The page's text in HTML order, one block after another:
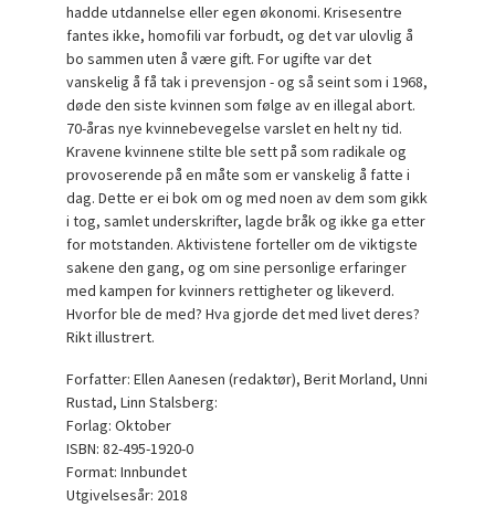
hadde utdannelse eller egen økonomi. Krisesentre
fantes ikke, homofili var forbudt, og det var ulovlig å
bo sammen uten å være gift. For ugifte var det
vanskelig å få tak i prevensjon - og så seint som i 1968,
døde den siste kvinnen som følge av en illegal abort.
70-åras nye kvinnebevegelse varslet en helt ny tid.
Kravene kvinnene stilte ble sett på som radikale og
provoserende på en måte som er vanskelig å fatte i
dag. Dette er ei bok om og med noen av dem som gikk
i tog, samlet underskrifter, lagde bråk og ikke ga etter
for motstanden. Aktivistene forteller om de viktigste
sakene den gang, og om sine personlige erfaringer
med kampen for kvinners rettigheter og likeverd.
Hvorfor ble de med? Hva gjorde det med livet deres?
Rikt illustrert.
Forfatter: Ellen Aanesen (redaktør), Berit Morland, Unni
Rustad, Linn Stalsberg:
Forlag: Oktober
ISBN: 82-495-1920-0
Format: Innbundet
Utgivelsesår: 2018